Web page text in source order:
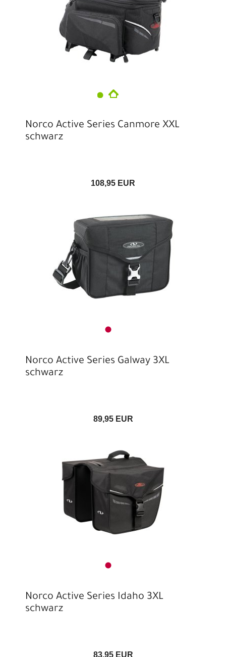
Norco Active Series Canmore XXL
schwarz
108,95 EUR
Norco Active Series Galway 3XL
schwarz
89,95 EUR
Norco Active Series Idaho 3XL
schwarz
83,95 EUR